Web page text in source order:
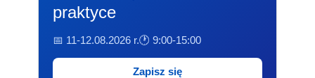
praktyce
📅 11-12.08.2026 r.🕐 9:00-15:00
Zapisz się